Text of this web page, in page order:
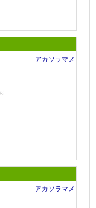
アカソラマメ
アカソラマメ